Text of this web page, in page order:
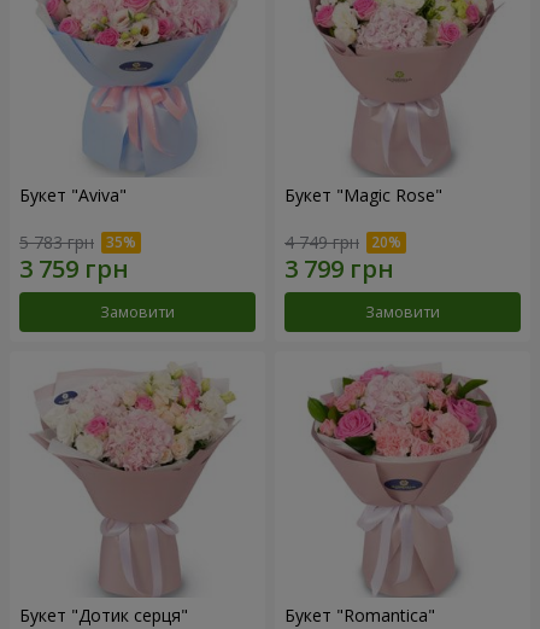
Букет "Aviva"
5 783 грн
Замовити
Букет "Magic Rose"
4 749 грн
Замовити
Букет "Дотик серця" Букет "Romantica"